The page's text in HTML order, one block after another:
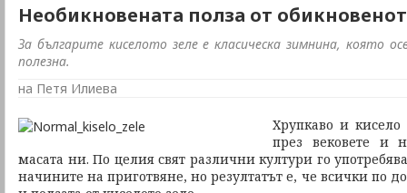
Необикновената полза от
За българите киселото зеле е класическа зимнина, която
полезна.
на Петя Илиева
Хрупкаво и
през вековете и
масата ни. По целия свят различни култури го
начините на приготвяне, но резултатът е, че всички по